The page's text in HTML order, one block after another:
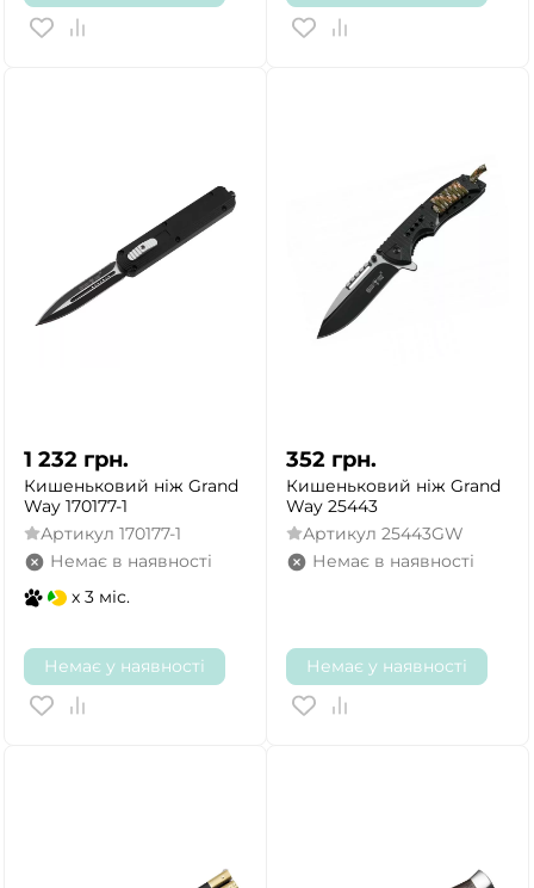
1 232 грн.
Кишеньковий ніж Grand
Way 170177-1
Артикул 170177-1
Немає в наявності
x 3 міс.
Немає у наявності
352 грн.
Кишеньковий ніж Grand
Way 25443
Артикул 25443GW
Немає в наявності
Немає у наявності